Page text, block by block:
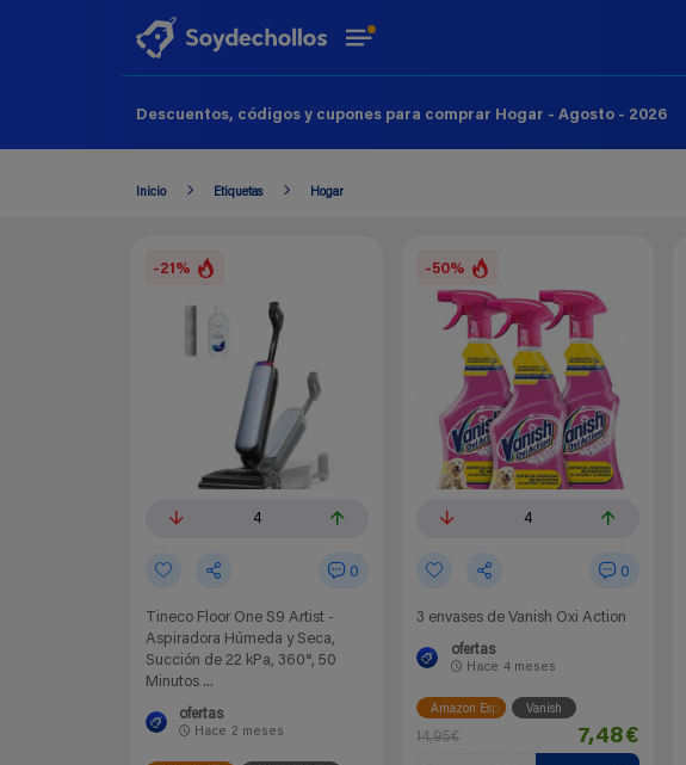
Descuentos, códigos y cupones para comprar Hogar - Agosto - 2026
Inicio Etiquetas Hogar
-21%
4
0
Tineco Floor One S9 Artist -
Aspiradora Húmeda y Seca,
Succión de 22 kPa, 360°, 50
Minutos ...
ofertas
Hace 2 meses
-50%
4
0
3 envases de Vanish Oxi Action
ofertas
Hace 4 meses
Amazon España Vanish
14,95€ 7,48€